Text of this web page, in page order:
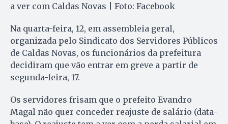
a ver com Caldas Novas | Foto: Facebook
Na quarta-feira, 12, em assembleia geral,
organizada pelo Sindicato dos Servidores Públicos
de Caldas Novas, os funcionários da prefeitura
decidiram que vão entrar em greve a partir de
segunda-feira, 17.
Os servidores frisam que o prefeito Evandro
Magal não quer conceder reajuste de salário (data-